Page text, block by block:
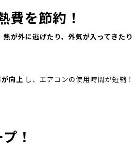
を節約！
熱が外に逃げたり、外気が入ってきたり
向上 し、エアコンの使用時間が短縮！
！